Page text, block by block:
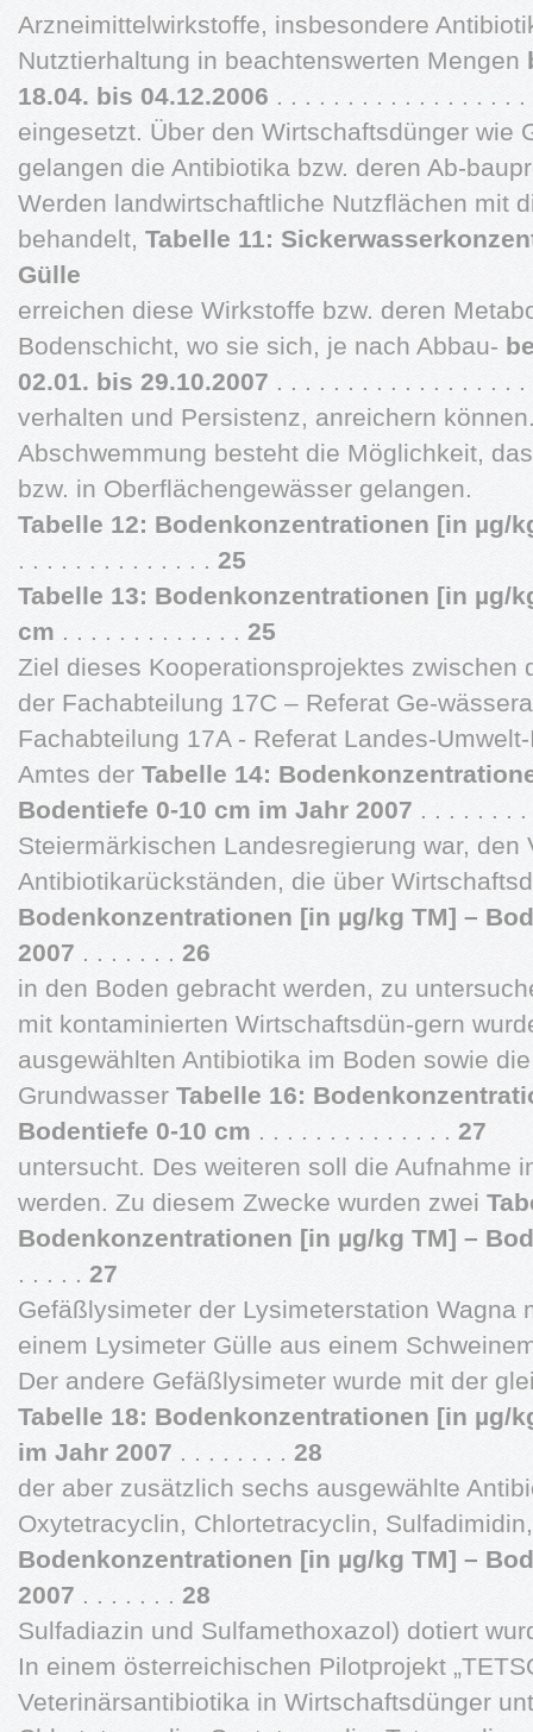
Arzneimittelwirkstoffe, insbesondere
Nutztierhaltung in beachtenswerten Mengen
18.04. bis 04.12.2006 . . . . . . . . . . . . . . . . .
eingesetzt. Über den Wirtschaftsdünger wie
gelangen die Antibiotika bzw. deren Ab-
Werden landwirtschaftliche Nutzflächen mit
behandelt, Tabelle 11:
Gülle
erreichen diese Wirkstoffe bzw. deren
Bodenschicht, wo sie sich, je nach Abbau-
02.01. bis 29.10.2007 . . . . . . . . . . . . . . . . .
verhalten und Persistenz, anreichern
Abschwemmung besteht die Möglichkeit,
bzw. in Oberflächengewässer gelangen.
Tabelle 12: Bodenkonzentrationen [in µg/
. . . . . . . . . . . . . . 25
Tabelle 13: Bodenkonzentrationen [in µg/
cm . . . . . . . . . . . . . 25
Ziel dieses Kooperationsprojektes zwischen
der Fachabteilung 17C – Referat Ge-
Fachabteilung 17A - Referat Landes-
Amtes der Tabelle 14:
Bodentiefe 0-10 cm im Jahr 2007 . . . . . . . .
Steiermärkischen Landesregierung war, den
Antibiotikarückständen, die über
Bodenkonzentrationen [in µg/kg TM] –
2007 . . . . . . . 26
in den Boden gebracht werden, zu
mit kontaminierten Wirtschaftsdün-gern
ausgewählten Antibiotika im Boden sowie
Grundwasser Tabelle 16:
Bodentiefe 0-10 cm . . . . . . . . . . . . . . 27
untersucht. Des weiteren soll die Aufnahme
werden. Zu diesem Zwecke wurden zwei
Bodenkonzentrationen [in µg/kg TM] –
. . . . . 27
Gefäßlysimeter der Lysimeterstation Wagna
einem Lysimeter Gülle aus einem
Der andere Gefäßlysimeter wurde mit der
Tabelle 18: Bodenkonzentrationen [in µg/
im Jahr 2007 . . . . . . . . 28
der aber zusätzlich sechs ausgewählte
Oxytetracyclin, Chlortetracyclin,
Bodenkonzentrationen [in µg/kg TM] –
2007 . . . . . . . 28
Sulfadiazin und Sulfamethoxazol) dotiert
In einem österreichischen Pilotprojekt
Veterinärsantibiotika in Wirtschaftsdünger